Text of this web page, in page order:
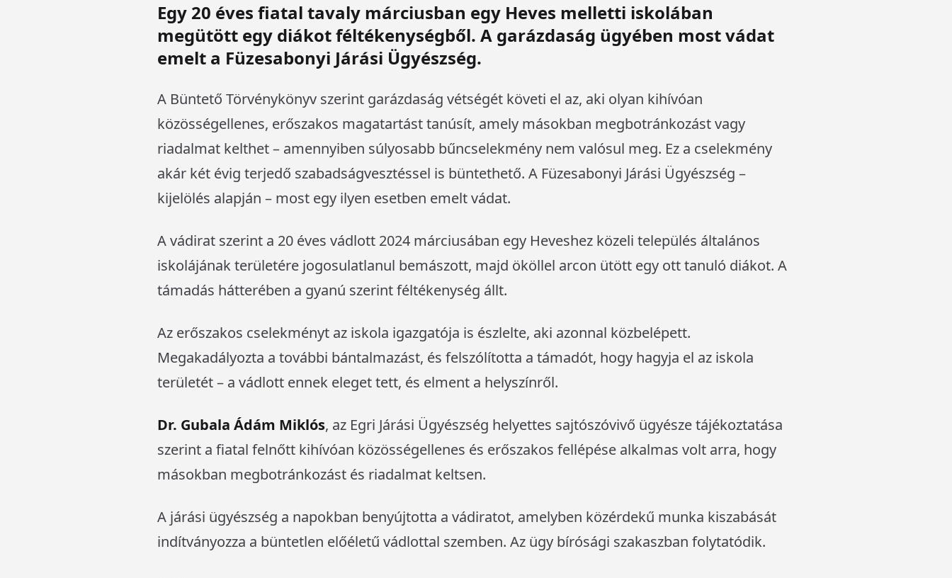
Egy 20 éves fiatal tavaly márciusban egy Heves melletti iskolában
megütött egy diákot féltékenységből. A garázdaság ügyében most vádat
emelt a Füzesabonyi Járási Ügyészség.
A Büntető Törvénykönyv szerint garázdaság vétségét követi el az, aki olyan kihívóan
közösségellenes, erőszakos magatartást tanúsít, amely másokban megbotránkozást vagy
riadalmat kelthet – amennyiben súlyosabb bűncselekmény nem valósul meg. Ez a cselekmény
akár két évig terjedő szabadságvesztéssel is büntethető. A Füzesabonyi Járási Ügyészség –
kijelölés alapján – most egy ilyen esetben emelt vádat.
A vádirat szerint a 20 éves vádlott 2024 márciusában egy Heveshez közeli település általános
iskolájának területére jogosulatlanul bemászott, majd ököllel arcon ütött egy ott tanuló diákot. A
támadás hátterében a gyanú szerint féltékenység állt.
Az erőszakos cselekményt az iskola igazgatója is észlelte, aki azonnal közbelépett.
Megakadályozta a további bántalmazást, és felszólította a támadót, hogy hagyja el az iskola
területét – a vádlott ennek eleget tett, és elment a helyszínről.
Dr. Gubala Ádám Miklós, az Egri Járási Ügyészség helyettes sajtószóvivő ügyésze tájékoztatása
szerint a fiatal felnőtt kihívóan közösségellenes és erőszakos fellépése alkalmas volt arra, hogy
másokban megbotránkozást és riadalmat keltsen.
A járási ügyészség a napokban benyújtotta a vádiratot, amelyben közérdekű munka kiszabását
indítványozza a büntetlen előéletű vádlottal szemben. Az ügy bírósági szakaszban folytatódik.